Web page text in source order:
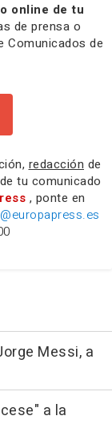
online de tu
de prensa o
Comunicados de
redacción de
de tu comunicado
, ponte en
Messi, a
a la